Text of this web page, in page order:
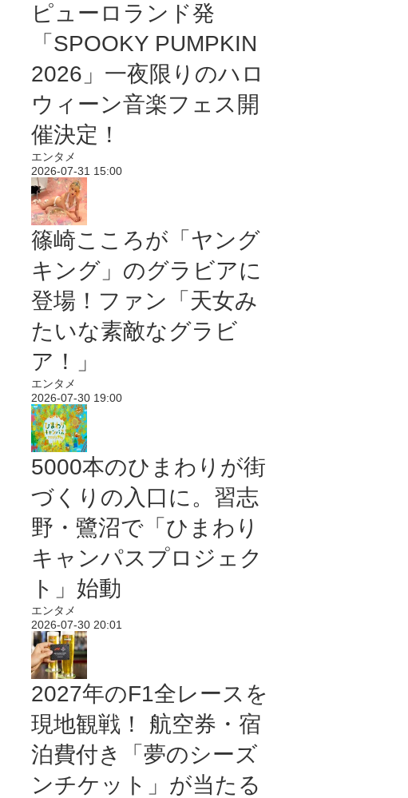
ピューロランド発
「SPOOKY PUMPKIN
2026」一夜限りのハロ
ウィーン音楽フェス開
催決定！
エンタメ
2026-07-31 15:00
篠崎こころが「ヤング
キング」のグラビアに
登場！ファン「天女み
たいな素敵なグラビ
ア！」
エンタメ
2026-07-30 19:00
5000本のひまわりが街
づくりの入口に。習志
野・鷺沼で「ひまわり
キャンパスプロジェク
ト」始動
エンタメ
2026-07-30 20:01
2027年のF1全レースを
現地観戦！ 航空券・宿
泊費付き「夢のシーズ
ンチケット」が当たる